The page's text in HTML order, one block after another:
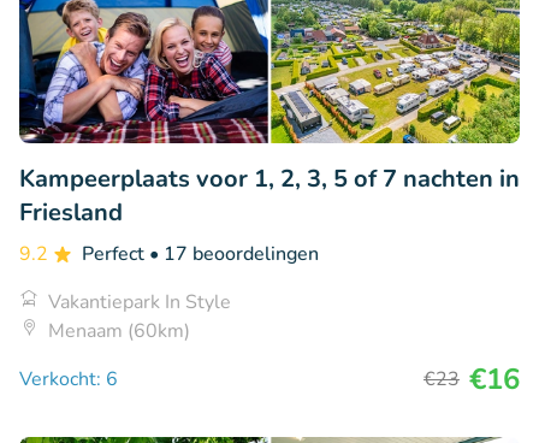
Kampeerplaats voor 1, 2, 3, 5 of 7 nachten in
Friesland
9.2 Perfect • 17 beoordelingen
Vakantiepark In Style
Menaam (60km)
Verkocht: 6
€23 €16